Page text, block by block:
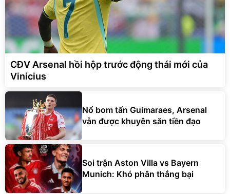
CĐV Arsenal hồi hộp trước động thái mới của
Vinicius
Nổ bom tấn Guimaraes, Arsenal
vẫn được khuyên săn tiền đạo
Soi trận Aston Villa vs Bayern
Munich: Khó phân thắng bại